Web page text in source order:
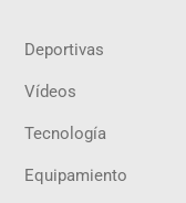
Deportivas
Vídeos
Tecnología
Equipamiento